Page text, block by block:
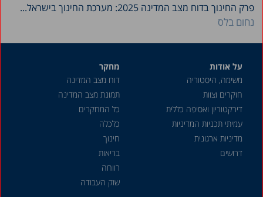
פרק החינוך בדוח מצב המדינה 2025: מערכת החינוך בישראל...
נחום בלס
על אודות
משימה, היסטוריה
חוקרים וצוות
דירקטוריון ואסיפה כללית
עמיתי תכניות המדיניות
מדיניות ארגונית
דרושים
מחקר
דוח מצב המדינה
תמונת מצב המדינה
כל המחקרים
כלכלה
חינוך
בריאות
רווחה
שוק העבודה